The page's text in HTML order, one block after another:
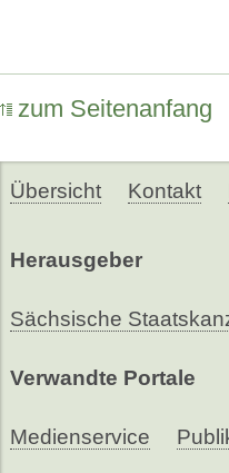
zum Seitenanfang
Übersicht Kontakt
Herausgeber
Sächsische
Verwandte Portale
Medienservice